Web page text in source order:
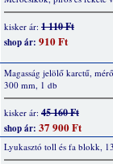
kisker ár: 1 110 Ft
shop ár: 910 Ft
Magasság jelölő karctű,
300 mm, 1 db
kisker ár: 45 160 Ft
shop ár: 37 900 Ft
Lyukasztó toll és fa blokk,